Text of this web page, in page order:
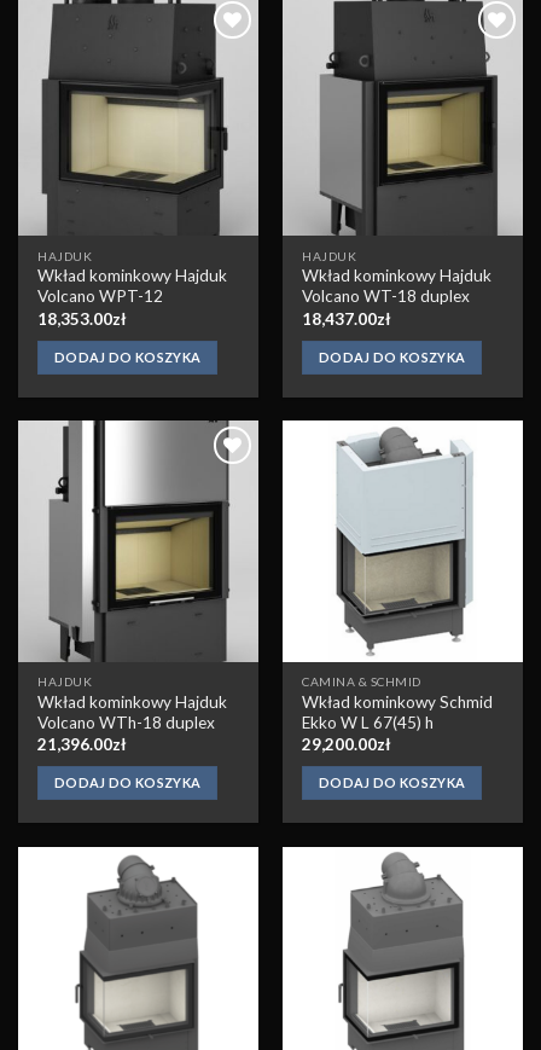
Obserwuj
HAJDUK
Wkład kominkowy Hajduk
Volcano WPT-12
18,353.00zł
DODAJ DO KOSZYKA
Obserwuj
HAJDUK
Wkład kominkowy Hajduk
Volcano WT-18 duplex
18,437.00zł
DODAJ DO KOSZYKA
Obserwuj
HAJDUK
Wkład kominkowy Hajduk
Volcano WTh-18 duplex
21,396.00zł
DODAJ DO KOSZYKA
Obserwuj
CAMINA & SCHMID
Wkład kominkowy Schmid
Ekko W L 67(45) h
29,200.00zł
DODAJ DO KOSZYKA
Obserwuj Obserwuj